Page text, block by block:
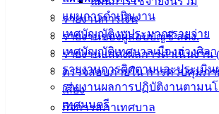
รายงานการเงิน
รายงานของผู้สอบบัญชี สตง.
รายงานแสดงผลการดำเนินงา
ตรวจสอบภายใน การควบคุมภา
เสี่ยง
กิจการสภาเทศบาล
แผนการดำเนินงาน
เทศบัญญัติงบประมาณรายจ่าย
เทศบัญญัติเทศบาลเมืองอ่างศิลา
รายงานการติดตามและประเมิน
รายงานผลการปฏิบัติงานตามน
เทศมนตรี
038-
142-100-104
บริการ
ประชาชน